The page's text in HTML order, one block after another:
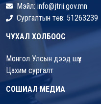
Мэйл: info@jtrii.gov.mn
Сургалтын төв: 51263239
ЧУХАЛ ХОЛБООС
Монгол Улсын дээд шүүх
Цахим сургалт
СОШИАЛ МЕДИА